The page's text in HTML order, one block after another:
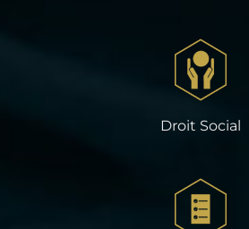
Droit Social